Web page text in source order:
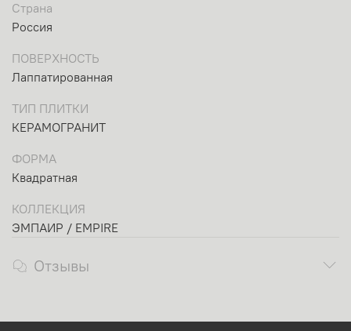
Страна
Россия
ПОВЕРХНОСТЬ
Лаппатированная
ТИП ПЛИТКИ
КЕРАМОГРАНИТ
ФОРМА
Квадратная
КОЛЛЕКЦИЯ
ЭМПАИР / EMPIRE
Отзывы